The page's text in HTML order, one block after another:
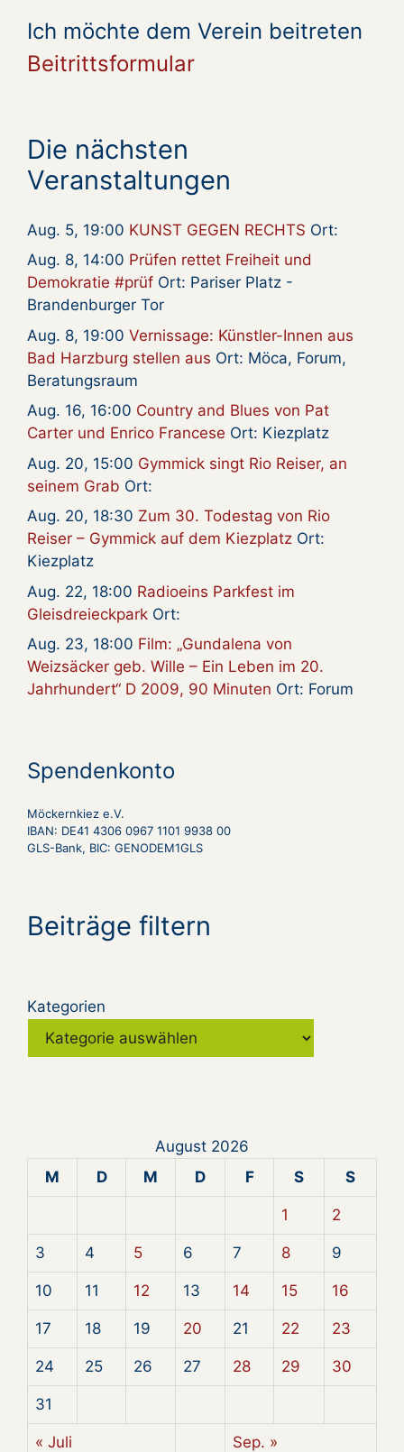
Ich möchte dem Verein beitreten
Beitrittsformular
Die nächsten
Veranstaltungen
Aug. 5, 19:00 KUNST GEGEN RECHTS Ort:
Aug. 8, 14:00 Prüfen rettet Freiheit und
Demokratie #prüf Ort: Pariser Platz -
Brandenburger Tor
Aug. 8, 19:00 Vernissage: Künstler-Innen aus
Bad Harzburg stellen aus Ort: Möca, Forum,
Beratungsraum
Aug. 16, 16:00 Country and Blues von Pat
Carter und Enrico Francese Ort: Kiezplatz
Aug. 20, 15:00 Gymmick singt Rio Reiser, an
seinem Grab Ort:
Aug. 20, 18:30 Zum 30. Todestag von Rio
Reiser – Gymmick auf dem Kiezplatz Ort:
Kiezplatz
Aug. 22, 18:00 Radioeins Parkfest im
Gleisdreieckpark Ort:
Aug. 23, 18:00 Film: „Gundalena von
Weizsäcker geb. Wille – Ein Leben im 20.
Jahrhundert“ D 2009, 90 Minuten Ort: Forum
Spendenkonto
Möckernkiez e.V.
IBAN: DE41 4306 0967 1101 9938 00
GLS-Bank, BIC: GENODEM1GLS
Beiträge filtern
Kategorien
August 2026
M
D M D F S S
1 2
3 4 5 6 7 8 9
10 11 12 13 14 15 16
17 18 19 20 21 22 23
24 25 26 27 28 29 30
31
« Juli Sep. »